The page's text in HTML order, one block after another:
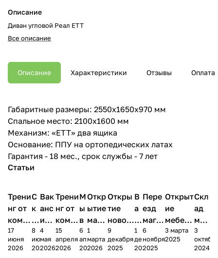
Описание
Диван угловой Реал ЕТТ
Все описание
Описание Характеристики Отзывы Оплата
Габаритные размеры: 2550х1650х970 мм
Спальное место: 2100х1600 мм
Механизм: «ЕТТ» два ящика
Основание: ППУ на ортопедических латах
Гарантия - 18 мес., срок службы - 7 лет
Статьи
Трени
нг от
комп
ании
Мело
17
июня
2026
С
к
и
д
к
8
июня
2026
Вак
анс
ия в
Чеб
окс
4
мая
2026
Трени
нг от
комп
ании
Мело
15
апреля
2026
М
ы
в
М
А
6
апреля
2026
Откр
ытие
мага
зина
в
1
марта
2026
Откры
тие
новог
о
магаз
9
декабря
2025
В
а
к
а
н
1
декабря
2025
Пере
езд
магаз
ина в
г.
6
ноября
2025
Открыт
ие
мебель
ного
салона
3 марта
2025
Скл
ад
меб
ели
пер
3
2024